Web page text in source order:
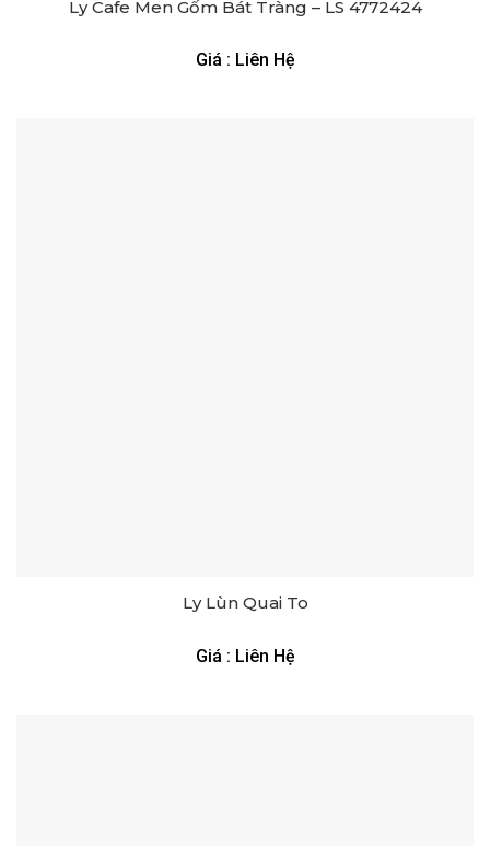
Ly Cafe Men Gốm Bát Tràng – LS 4772424
Giá : Liên Hệ
Ly Lùn Quai To
Giá : Liên Hệ